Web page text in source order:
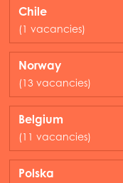
Chile
(1 vacancies)
Norway
(13 vacancies)
Belgium
(11 vacancies)